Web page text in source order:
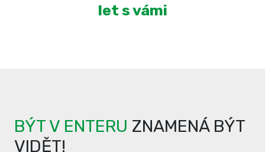
let s vámi
BÝT V ENTERU ZNAMENÁ BÝT
VIDĚT!